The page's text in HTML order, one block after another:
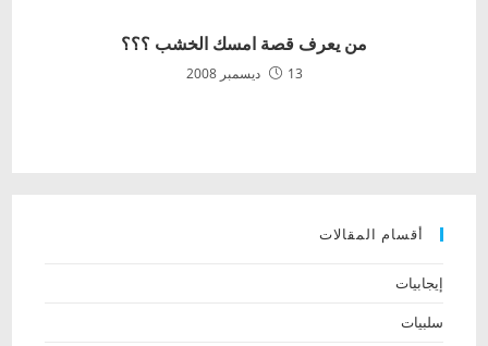
من يعرف قصة امسك الخشب‏ ؟؟؟
13 ديسمبر 2008
أقسام المقالات
إيجابيات
سلبيات